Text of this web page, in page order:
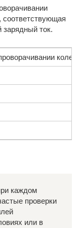
соответствующая
ток.
каждом
проверки
или в